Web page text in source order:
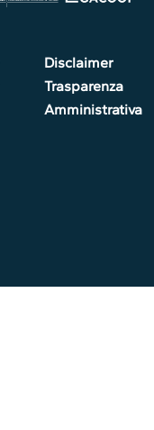
Disclaimer
Trasparenza
Amministrativa